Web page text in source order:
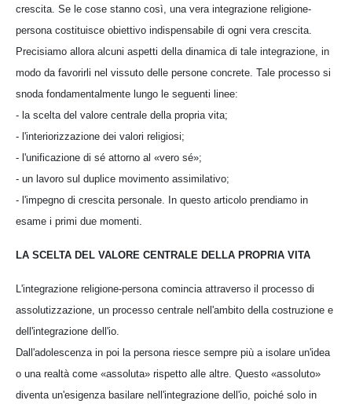
crescita. Se le cose stanno così, una vera integrazione religione-
persona costituisce obiettivo indispensabile di ogni vera crescita.
Precisiamo allora alcuni aspetti della dinamica di tale integrazione, in
modo da favorirli nel vissuto delle persone concrete. Tale processo si
snoda fondamentalmente lungo le seguenti linee:
- la scelta del valore centrale della propria vita;
- l'interiorizzazione dei valori religiosi;
- l'unificazione di sé attorno al «vero sé»;
- un lavoro sul duplice movimento assimilativo;
- l'impegno di crescita personale. In questo articolo prendiamo in
esame i primi due momenti.
LA SCELTA DEL VALORE CENTRALE DELLA PROPRIA VITA
L'integrazione religione-persona comincia attraverso il processo di
assolutizzazione, un processo centrale nell'ambito della costruzione e
dell'integrazione dell'io.
Dall'adolescenza in poi la persona riesce sempre più a isolare un'idea
o una realtà come «assoluta» rispetto alle altre. Questo «assoluto»
diventa un'esigenza basilare nell'integrazione dell'io, poiché solo in